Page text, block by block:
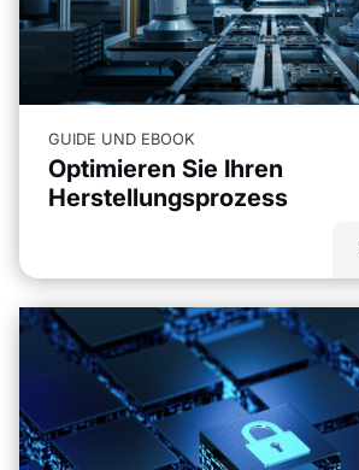
GUIDE UND EBOOK
Optimieren Sie Ihren
Herstellungsprozess